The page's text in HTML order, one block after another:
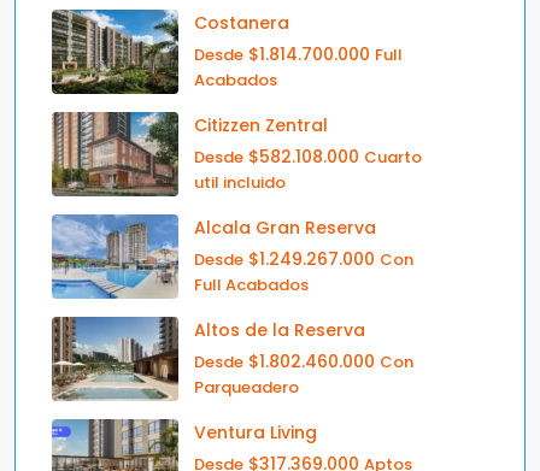
Costanera
Desde $1.814.700.000 Full
Acabados
Citizzen Zentral
Desde $582.108.000 Cuarto
util incluido
Alcala Gran Reserva
Desde $1.249.267.000 Con
Full Acabados
Altos de la Reserva
Desde $1.802.460.000 Con
Parqueadero
Ventura Living
Desde $317.369.000 Aptos